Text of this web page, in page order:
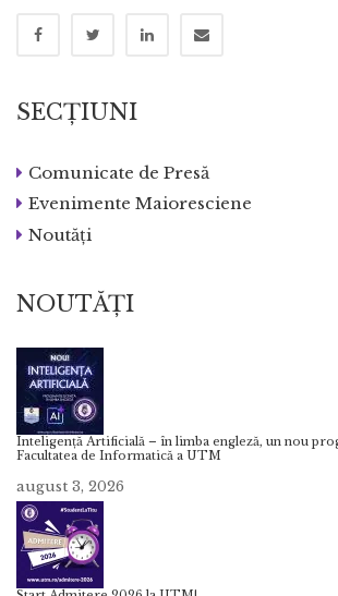
SECȚIUNI
Comunicate de Presă
Evenimente Maioresciene
Noutăți
NOUTĂȚI
Inteligență Artificială – în limba engleză, un nou
Facultatea de Informatică a UTM
august 3, 2026